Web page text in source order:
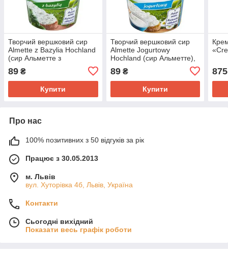
Творчий вершковий сир
Almette z Bazylia Hochland
(сир Альметте з
89 ₴
Купити
Творчий вершковий сир
Almette Jogurtowy
Hochland (сир Альметте),
89₴
Купити
875
Про нас
100% позитивних з 50 відгуків за рік
Працює з 30.05.2013
м. Львів
вул. Хуторівка 4б, Львів, Україна
Контакти
Сьогодні вихідний
Показати весь графік роботи